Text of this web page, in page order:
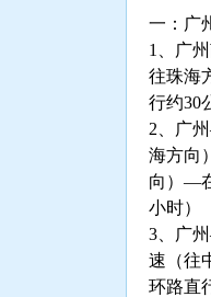
一：广
1、广
往珠海
行约30
2、广
海方向
向）—
小时）
3、广
速（往
环路直